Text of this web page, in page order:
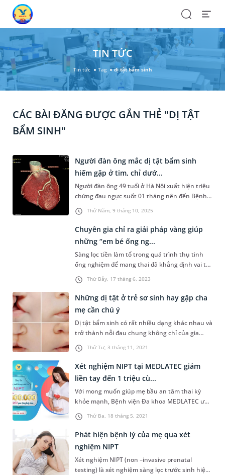
SearchOpen
TIN TỨC
Tin tức Tag dị tật bẩm sinh
CÁC BÀI ĐĂNG ĐƯỢC GẮN THẺ "DỊ TẬT
BẨM SINH"
Thứ Năm, 9 tháng 10, 2025
Người đàn ông mắc dị tật bẩm sinh
hiếm gặp ở tim, chỉ dướ...
Người đàn ông 49 tuổi ở Hà Nội xuất hiện triệu
chứng đau ngực suốt 01 tháng nên đến Bệnh
viện Đa khoa MEDLATEC thăm khám. Tại đây,
bác sĩ phát hiện ông mắc một dị tật bẩm sinh
hiếm gặp ở tim, có nguy cơ gây thiếu máu cơ
tim và đột tử.
Thứ Bảy, 17 tháng 6, 2023
Chuyên gia chỉ ra giải pháp vàng giúp
những “em bé ống ng...
Sàng lọc tiền làm tổ trong quá trình thụ tinh
ống nghiệm để mang thai đã khẳng định vai trò
quan trọng giúp một thế hệ khoẻ mạnh về thể
lực, sáng suốt về tinh thần được ra đời. Bằng
những kinh nghiệm và nghiên cứu dày công,
PGS.TS.BS.NGƯT Trần Văn Khoa - Chủ nhiệm
Bộ môn Sinh học và Di truyền Y h...
Thứ Tư, 3 tháng 11, 2021
Những dị tật ở trẻ sơ sinh hay gặp cha
mẹ cần chú ý
Dị tật bẩm sinh có rất nhiều dạng khác nhau và
trở thành nỗi đau chung không chỉ của gia
đình mà còn của toàn xã hội. Với sự phát triển
không ngừng của y học, ngày nay, dị tật bẩm
sinh đã có thể phát hiện từ sớm thông qua
sàng lọc trong thai kỳ, giúp cho tương lai của
các gia đình trở nên tốt đẹp...
Thứ Ba, 18 tháng 5, 2021
Xét nghiệm NIPT tại MEDLATEC giảm
liền tay đến 1 triệu cù...
Với mong muốn giúp mẹ bầu an tâm thai kỳ
khỏe mạnh, Bệnh viện Đa khoa MEDLATEC ưu
đãi dịch vụ xét nghiệm sàng lọc trước sinh
không xâm lấn NIPT và tặng hơn 3000 phần
quà hấp dẫn với tổng giá trị lên đến 3 tỷ đồng,
áp dụng từ nay tới hết 31/12/2021.
Phát hiện bệnh lý của mẹ qua xét
nghiệm NIPT
Xét nghiệm NIPT (non –invasive prenatal
testing) là xét nghiệm sàng lọc trước sinh hiện